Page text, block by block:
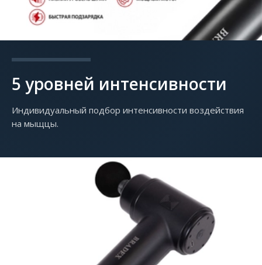
5 уровней интенсивности
Индивидуальный подбор интенсивности воздействия
на мыщцы.